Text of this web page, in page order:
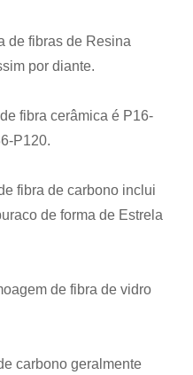
de fibras de Resina
por diante.
fibra cerâmica é P16-
P120.
fibra de carbono inclui
de forma de Estrela
de fibra de vidro
carbono geralmente